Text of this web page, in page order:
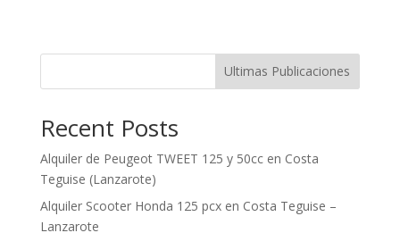
Ultimas Publicaciones
Recent Posts
Alquiler de Peugeot TWEET 125 y 50cc en Costa
Teguise (Lanzarote)
Alquiler Scooter Honda 125 pcx en Costa Teguise –
Lanzarote